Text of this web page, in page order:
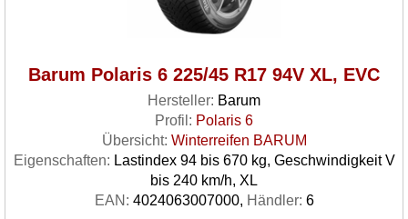
Barum Polaris 6 225/45 R17 94V XL, EVC
Hersteller: Barum
Profil: Polaris 6
Übersicht: Winterreifen BARUM
Eigenschaften: Lastindex 94 bis 670 kg, Geschwindigkeit V
bis 240 km/h, XL
EAN: 4024063007000, Händler: 6